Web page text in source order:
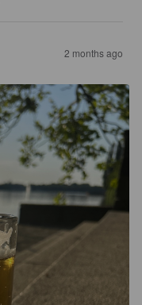
2 months ago